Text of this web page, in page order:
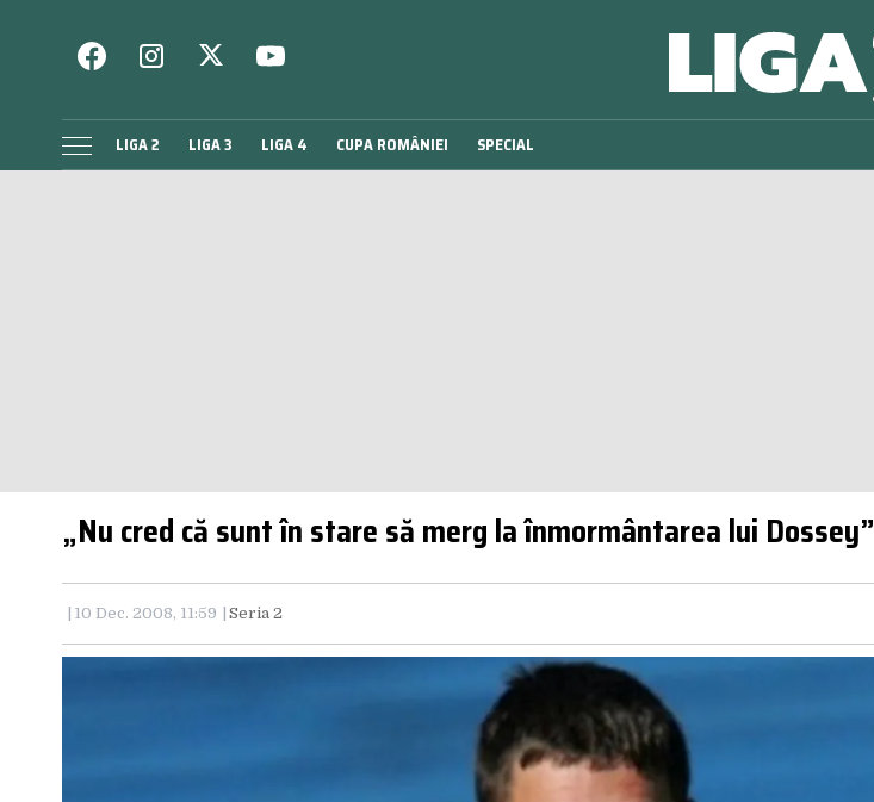
LIGA 2 LIGA 3 LIGA 4 CUPA ROMÂNIEI SPECIAL
„Nu cred că sunt în stare să merg la înmormântarea lui Dossey”
10 Dec. 2008, 11:59 Seria 2